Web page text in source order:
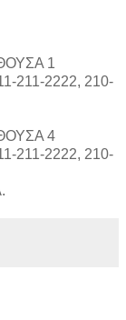
1
211-2222, 210-
4
211-2222, 210-